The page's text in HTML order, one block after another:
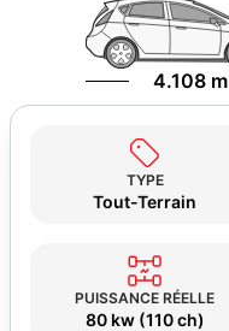
4.108 m
TYPE
Tout-Terrain
PUISSANCE RÉELLE
80 kw (110 ch)